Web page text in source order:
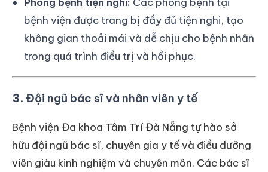
bệnh viện được trang bị đầy đủ tiện nghi, tạo
không gian thoải mái và dễ chịu cho bệnh nhân
trong quá trình điều trị và hồi phục.
3. Đội ngũ bác sĩ và nhân viên y tế
Bệnh viện Đa khoa Tâm Trí Đà Nẵng tự hào sở
hữu đội ngũ bác sĩ, chuyên gia y tế và điều dưỡng
viên giàu kinh nghiệm và chuyên môn. Các bác sĩ